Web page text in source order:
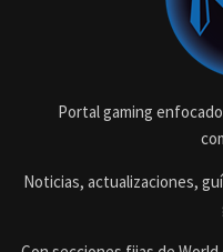
Portal gaming
Noticias, actualizaciones,